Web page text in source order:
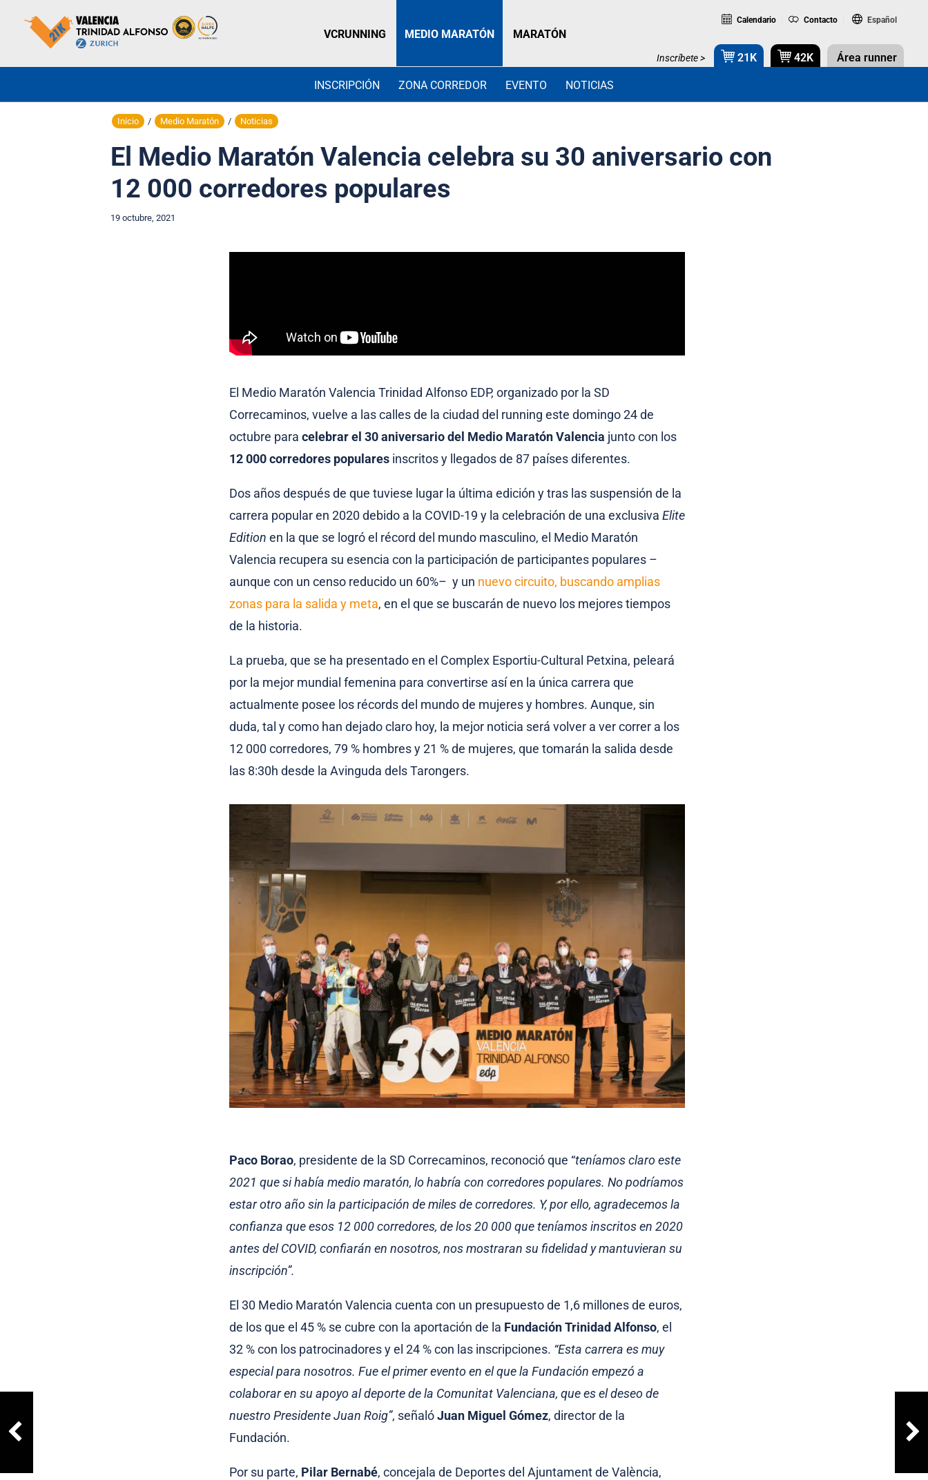
VCRUNNING MEDIO MARATÓN
INSCRIPCIÓN ZONA CORREDOR EVENTO NOTICIAS
MARATÓN
Calendario Contacto Español
Inscríbete > 21K 42K Área runner
Inicio / Medio Maratón / Noticias
El Medio Maratón Valencia celebra su 30 aniversario con
12 000 corredores populares
19 octubre, 2021
El Medio Maratón Valencia Trinidad Alfonso EDP, organizado por la SD
Correcaminos, vuelve a las calles de la ciudad del running este domingo24 de
octubre para celebrar el 30 aniversario del Medio Maratón Valencia junto con los
12 000 corredores populares inscritos y llegados de 87 países diferentes.
Dos años después de que tuviese lugar la última edición y tras las suspensión de la
carrera popular en 2020 debido a la COVID-19 y la celebración de una exclusiva Elite
Edition en la que se logró el récord del mundo masculino, el Medio Maratón
Valencia recupera su esencia con la participación de participantes populares –
aunque con un censo reducido un 60%– y un nuevo circuito, buscando amplias
zonas para la salida y meta, en el que se buscarán de nuevo los mejores tiempos
de la historia.
La prueba, que se ha presentado en el Complex Esportiu-Cultural Petxina, peleará
por la mejor mundial femenina para convertirse así en la única carrera que
actualmente posee los récords del mundo de mujeres y hombres. Aunque, sin
duda, tal y como han dejado claro hoy, la mejor noticia será volver a ver correr a los
12 000 corredores, 79 % hombres y 21 % de mujeres, que tomarán la salida desde
las 8:30h desde la Avinguda dels Tarongers.
Paco Borao, presidente de la SD Correcaminos, reconoció que “teníamos claro este
2021 que si había medio maratón, lo habría con corredores populares. No podríamos
estar otro año sin la participación de miles de corredores. Y, por ello, agradecemos la
confianza que esos 12 000 corredores, de los 20 000 que teníamos inscritos en 2020
antes del COVID, confiarán en nosotros, nos mostraran su fidelidad y mantuvieran su
inscripción”.
El 30 Medio Maratón Valencia cuenta con un presupuesto de 1,6 millones de euros,
de los que el 45 % se cubre con la aportación de la Fundación Trinidad Alfonso, el
32 % con los patrocinadores y el 24 % con las inscripciones. “Esta carrera es muy
especial para nosotros. Fue el primer evento en el que la Fundación empezó a
colaborar en su apoyo al deporte de la Comunitat Valenciana, que es el deseo de
nuestro Presidente Juan Roig”, señalóJuan Miguel Gómez, director de la
Fundación.
Por su parte, Pilar Bernabé, concejala de Deportes del Ajuntament de València,